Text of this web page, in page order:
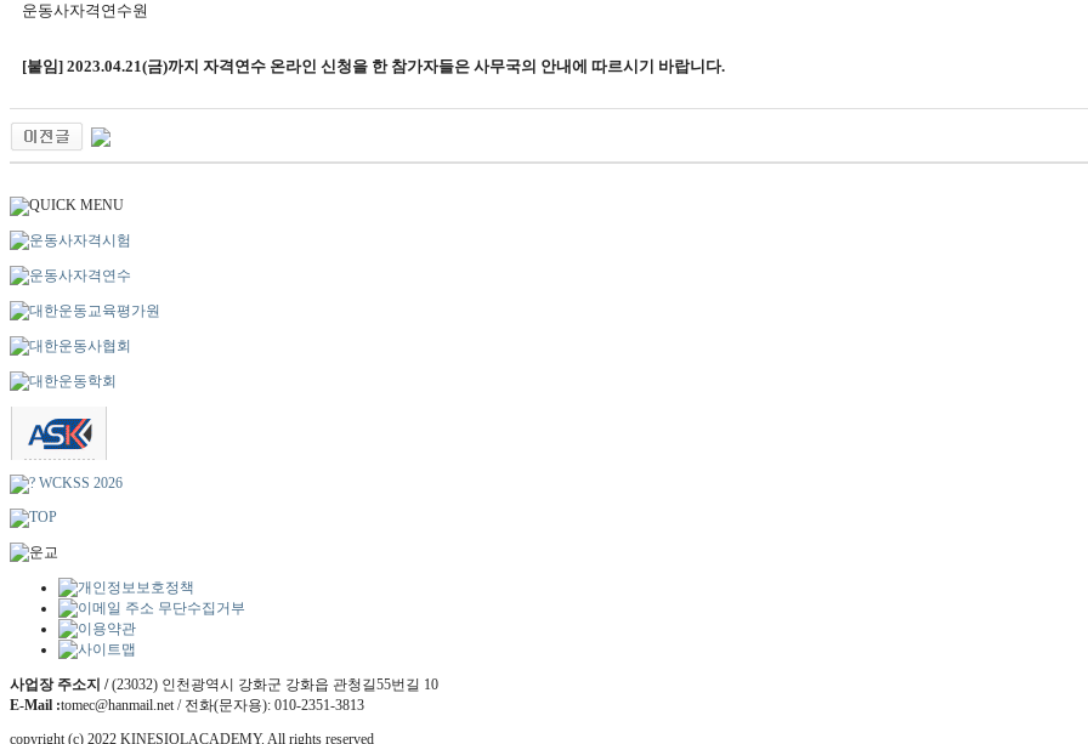
운동사자격연수원
[붙임] 2023.04.21(금)까지 자격연수 온라인 신청을 한 참가자들은 사무국의 안내에 따르시기 바랍니다.
사업장 주소지 /(23032) 인천광역시 강화군 강화읍 관청길55번길 10
E-Mail :tomec@hanmail.net / 전화(문자용): 010-2351-3813
copyright (c) 2022 KINESIOLACADEMY. All rights reserved